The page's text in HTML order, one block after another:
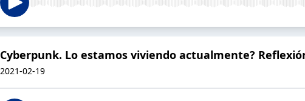
Cyberpunk. Lo estamos viviendo actualmente?
2021-02-19